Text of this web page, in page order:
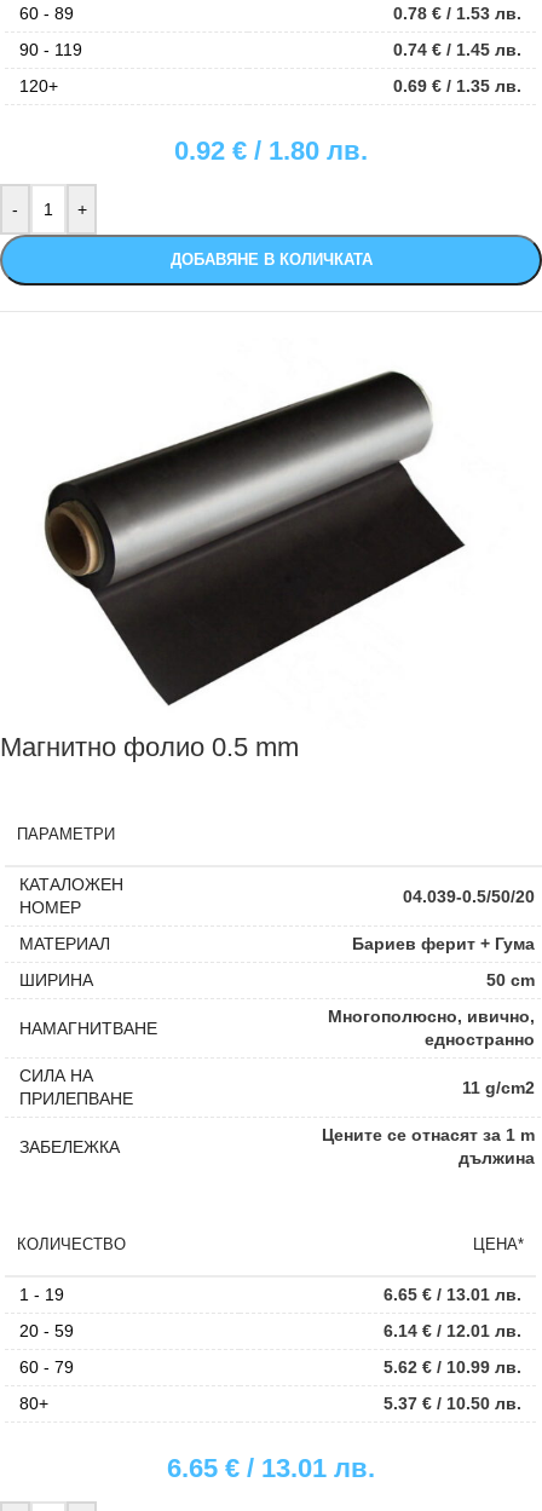
60 - 89
0.78€ / 1.53 лв.
90 - 119
0.74€ / 1.45 лв.
120+
0.69€ / 1.35 лв.
0.92 € / 1.80 лв.
ДОБАВЯНЕ В КОЛИЧКАТА
Магнитно фолио 0.5 mm
ПАРАМЕТРИ
КАТАЛОЖЕН
НОМЕР
04.039-0.5/50/20
МАТЕРИАЛ
Бариев ферит + Гума
ШИРИНА
50 cm
НАМАГНИТВАНЕ
Многополюсно, ивично,
едностранно
СИЛА НА
ПРИЛЕПВАНЕ
11 g/cm2
ЗАБЕЛЕЖКА
Цените се отнасят за 1 m
дължина
КОЛИЧЕСТВО ЦЕНА*
1 - 19 6.65€ / 13.01 лв.
20 - 59
6.14€ / 12.01 лв.
60 - 79
5.62€ / 10.99 лв.
80+
5.37€ / 10.50 лв.
6.65 € / 13.01 лв.